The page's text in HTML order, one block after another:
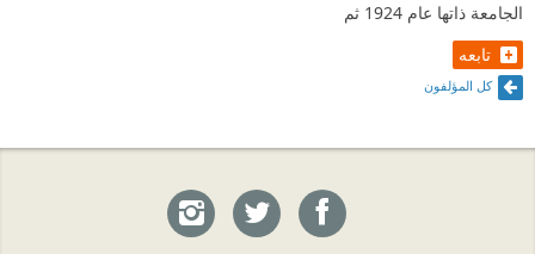
الجامعة ذاتها عام 1924 ثم
تابعه
كل المؤلفون